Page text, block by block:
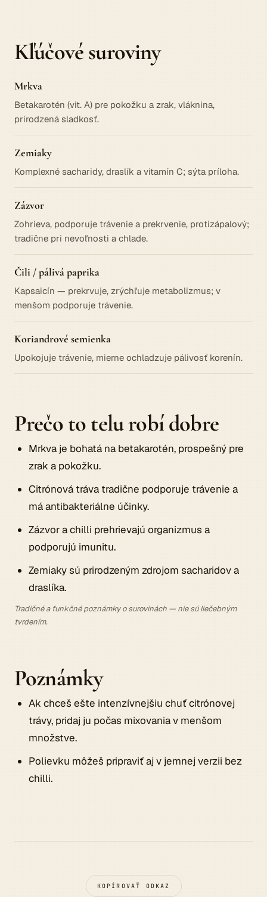
Kľúčové suroviny
Mrkva
Betakarotén (vit. A) pre pokožku a zrak, vláknina,
prirodzená sladkosť.
Zemiaky
Komplexné sacharidy, draslík a vitamín C; sýta príloha.
Zázvor
Zohrieva, podporuje trávenie a prekrvenie, protizápalový;
tradične pri nevoľnosti a chlade.
Čili / pálivá paprika
Kapsaicín — prekrvuje, zrýchľuje metabolizmus; v
menšom podporuje trávenie.
Koriandrové semienka
Upokojuje trávenie, mierne ochladzuje pálivosť korenín.
Prečo to telu robí dobre
Mrkva je bohatá na betakarotén, prospešný pre
zrak a pokožku.
Citrónová tráva tradične podporuje trávenie a
má antibakteriálne účinky.
Zázvor a chilli prehrievajú organizmus a
podporujú imunitu.
Zemiaky sú prirodzeným zdrojom sacharidov a
draslíka.
Tradičné a funkčné poznámky o surovinách — nie sú liečebným
tvrdením.
Poznámky
Ak chceš ešte intenzívnejšiu chuť citrónovej
trávy, pridaj ju počas mixovania v menšom
množstve.
Polievku môžeš pripraviť aj v jemnej verzii bez
chilli.
KOPÍROVAŤ ODKAZ